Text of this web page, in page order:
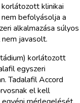
klinikai
befolyásolja a
alkalmazása súlyos
javasolt.
korlátozott
egyszeri
Tadalafil Accord
el kell